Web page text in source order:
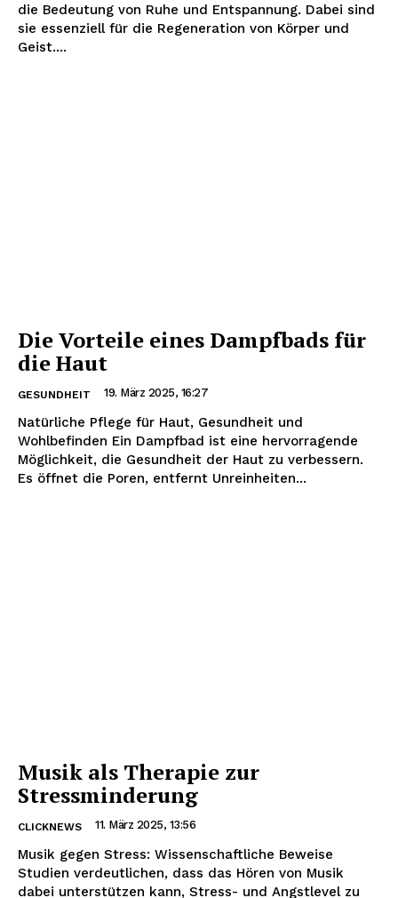
die Bedeutung von Ruhe und Entspannung. Dabei sind
sie essenziell für die Regeneration von Körper und
Geist....
Die Vorteile eines Dampfbads für
die Haut
GESUNDHEIT 19. März 2025, 16:27
Natürliche Pflege für Haut, Gesundheit und
Wohlbefinden Ein Dampfbad ist eine hervorragende
Möglichkeit, die Gesundheit der Haut zu verbessern.
Es öffnet die Poren, entfernt Unreinheiten...
Musik als Therapie zur
Stressminderung
CLICKNEWS 11. März 2025, 13:56
Musik gegen Stress: Wissenschaftliche Beweise
Studien verdeutlichen, dass das Hören von Musik
dabei unterstützen kann, Stress- und Angstlevel zu